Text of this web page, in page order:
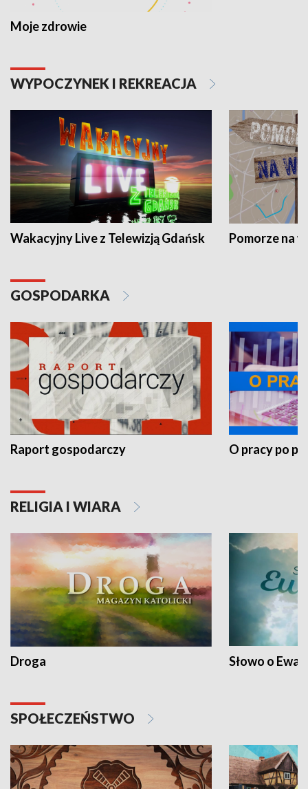
Moje zdrowie
WYPOCZYNEK I REKREACJA
Wakacyjny Live z Telewizją Gdańsk Pomorze na
GOSPODARKA
Raport gospodarczy O pracy po
RELIGIA I WIARA
Droga Słowo o
SPOŁECZEŃSTWO